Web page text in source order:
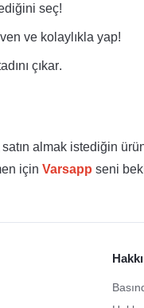
seç!
ve kolaylıkla yap!
çıkar.
satın almak istediğin
için Varsapp seni